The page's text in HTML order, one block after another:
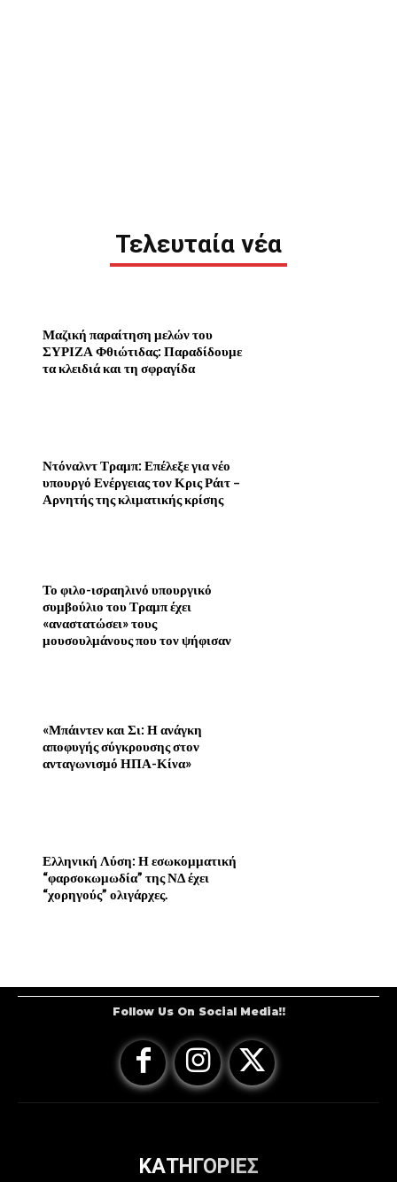
Τελευταία νέα
Μαζική παραίτηση μελών του
ΣΥΡΙΖΑ Φθιώτιδας: Παραδίδουμε
τα κλειδιά και τη σφραγίδα
Ντόναλντ Τραμπ: Επέλεξε για νέο
υπουργό Ενέργειας τον Κρις Ράιτ –
Αρνητής της κλιματικής κρίσης
Το φιλο-ισραηλινό υπουργικό
συμβούλιο του Τραμπ έχει
«αναστατώσει» τους
μουσουλμάνους που τον ψήφισαν
«Μπάιντεν και Σι: Η ανάγκη
αποφυγής σύγκρουσης στον
ανταγωνισμό ΗΠΑ-Κίνα»
Ελληνική Λύση: Η εσωκομματική
“φαρσοκωμωδία” της ΝΔ έχει
“χορηγούς” ολιγάρχες.
Follow Us On Social Media!!
ΚΑΤΗΓΟΡΙΕΣ